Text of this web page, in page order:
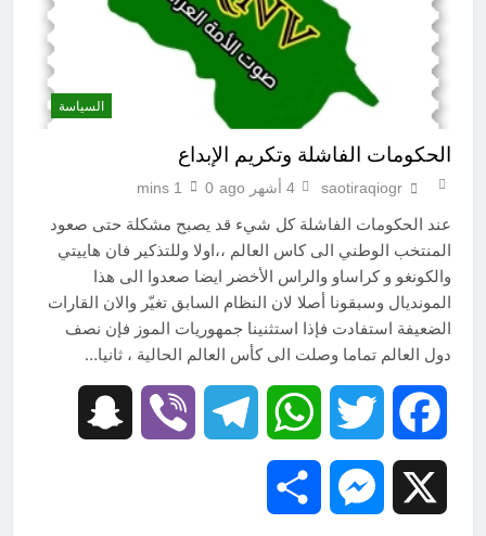
السياسة
الحكومات الفاشلة وتكريم الإبداع
saotiraqiogr 4 أشهر ago 0
1 mins
عند الحكومات الفاشلة كل شيء قد يصبح مشكلة حتى صعود
المنتخب الوطني الى كاس العالم ،،اولا وللتذكير فان هاييتي
والكونغو و كراساو والراس الأخضر ايضا صعدوا الى هذا
المونديال وسبقونا أصلا لان النظام السابق تغيّر والان القارات
الضعيفة استفادت فإذا استثنينا جمهوريات الموز فإن نصف
دول العالم تماما وصلت الى كأس العالم الحالية ، ثانيا…
Facebook
Twitter
WhatsApp
Telegram
Viber
Messenger